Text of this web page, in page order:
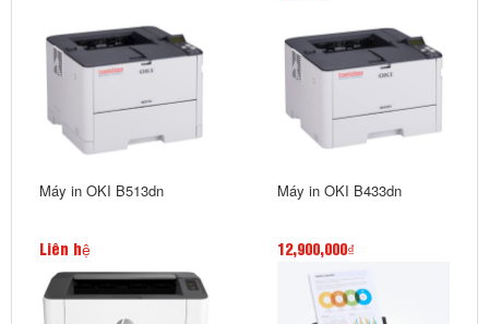
Máy in OKI B513dn
Liên hệ
Máy in OKI B433dn
12,900,000₫